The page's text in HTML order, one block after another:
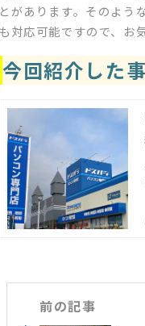
とがあります。そのよう
も対応可能ですので、お
今回紹介した
前の記事